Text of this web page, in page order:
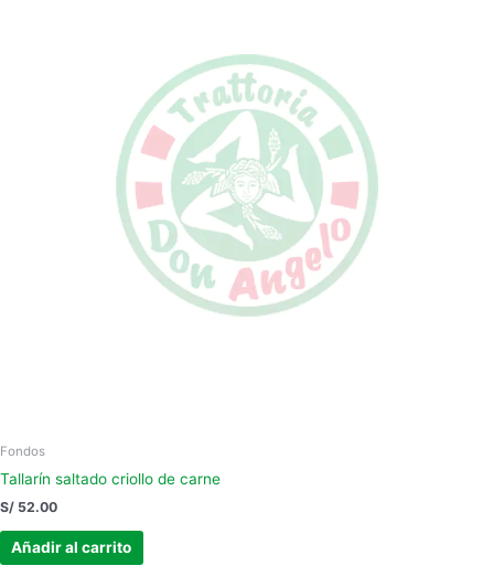
Fondos
Tallarín saltado criollo de carne
S/ 52.00
Añadir al carrito